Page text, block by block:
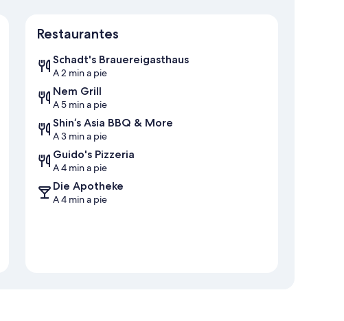
Restaurantes
Schadt's Brauereigasthaus
A 2 min a pie
Nem Grill
A 5 min a pie
Shin‘s Asia BBQ & More
A 3 min a pie
Guido's Pizzeria
A 4 min a pie
Die Apotheke
A 4 min a pie